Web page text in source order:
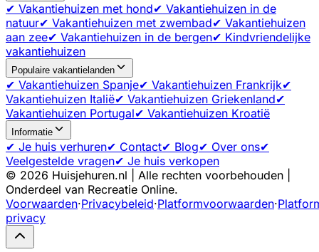
✔ Vakantiehuizen met hond✔ Vakantiehuizen in de
natuur✔ Vakantiehuizen met zwembad✔ Vakantiehuizen
aan zee✔ Vakantiehuizen in de bergen✔ Kindvriendelijke
vakantiehuizen
Populaire vakantielanden
✔ Vakantiehuizen Spanje✔ Vakantiehuizen Frankrijk✔
Vakantiehuizen Italië✔ Vakantiehuizen Griekenland✔
Vakantiehuizen Portugal✔ Vakantiehuizen Kroatië
Informatie
✔ Je huis verhuren✔ Contact✔ Blog✔ Over ons✔
Veelgestelde vragen✔ Je huis verkopen
© 2026 Huisjehuren.nl | Alle rechten voorbehouden |
Onderdeel van Recreatie Online.
Voorwaarden·Privacybeleid·Platformvoorwaarden·
privacy